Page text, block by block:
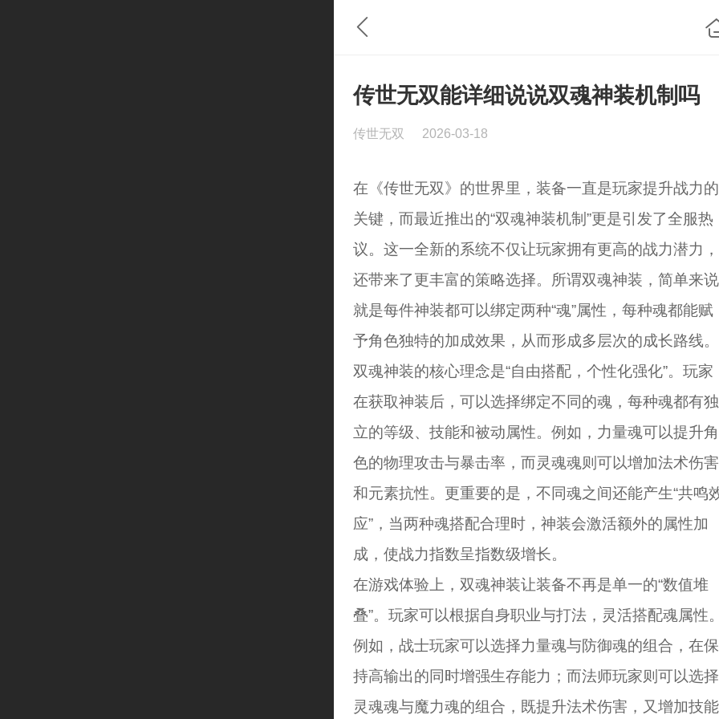
传世无双能详细说说双魂神装机制吗
传世无双 2026-03-18
在《传世无双》的世界里，装备一直是玩家提升战力的
关键，而最近推出的“双魂神装机制”更是引发了全服热
议。这一全新的系统不仅让玩家拥有更高的战力潜力，
还带来了更丰富的策略选择。所谓双魂神装，简单来说
就是每件神装都可以绑定两种“魂”属性，每种魂都能赋
予角色独特的加成效果，从而形成多层次的成长路线。
双魂神装的核心理念是“自由搭配，个性化强化”。玩家
在获取神装后，可以选择绑定不同的魂，每种魂都有独
立的等级、技能和被动属性。例如，力量魂可以提升角
色的物理攻击与暴击率，而灵魂魂则可以增加法术伤害
和元素抗性。更重要的是，不同魂之间还能产生“共鸣
应”，当两种魂搭配合理时，神装会激活额外的属性加
成，使战力指数呈指数级增长。
在游戏体验上，双魂神装让装备不再是单一的“数值堆
叠”。玩家可以根据自身职业与打法，灵活搭配魂属性
例如，战士玩家可以选择力量魂与防御魂的组合，在保
持高输出的同时增强生存能力；而法师玩家则可以选择
灵魂魂与魔力魂的组合，既提升法术伤害，又增加技能